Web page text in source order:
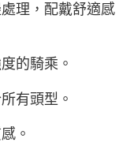
理，配戴舒適感
的騎乘。
有頭型。
。